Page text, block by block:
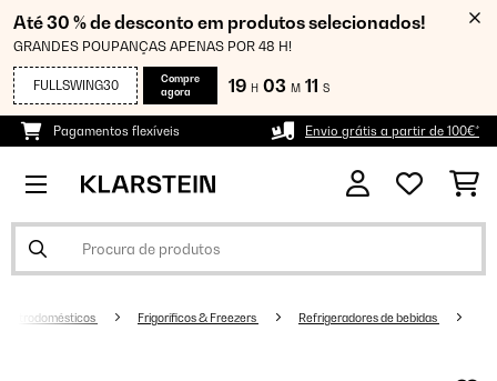
Até 30 % de desconto em produtos selecionados!
GRANDES POUPANÇAS APENAS POR 48 H!
FULLSWING30
Compre
agora
19 H 03 M 11 S
Pagamentos flexíveis Envio grátis a partir de 100€*
Eletrodomésticos Frigoríficos & Freezers Refrigeradores de bebidas